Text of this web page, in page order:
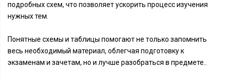
подробных схем, что позволяет ускорить процесс изучения
нужных тем.
Понятные схемы и таблицы помогают не только запомнить
весь необходимый материал, облегчая подготовку к
экзаменам и зачетам, но и лучше разобраться в предмете..